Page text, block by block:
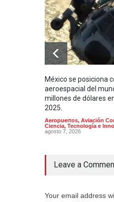
México se posiciona
aeroespacial del
millones de dólares
2025.
Aeropuertos, Aviación
Ciencia, Tecnología e
agosto 7, 2026
Leave a
Your email address